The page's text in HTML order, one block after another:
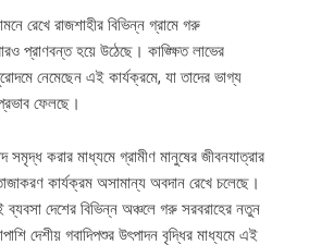
রেখে রাজশাহীর বিভিন্ন গ্রামে গরু
প্রাণবন্ত হয়ে উঠেছে। কাঙ্ক্ষিত লাভের
নেমেছেন এই কার্যক্রমে, যা তাদের ভাগ্য
ফেলছে।
করার মাধ্যমে গ্রামীণ মানুষের জীবনযাত্রার
কার্যক্রম অসামান্য অবদান রেখে চলেছে।
ব্যবসা দেশের বিভিন্ন অঞ্চলে গরু সরবরাহের নতুন
দেশীয় গবাদিপশুর উৎপাদন বৃদ্ধির মাধ্যমে এই